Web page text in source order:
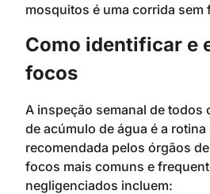
mosquitos é uma corrida sem
Como identificar e
focos
A inspeção semanal de
de acúmulo de água é a
recomendada pelos órgãos
focos mais comuns e
negligenciados incluem: